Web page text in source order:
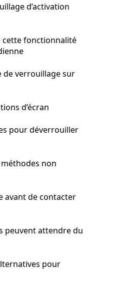
d’activation
cette fonctionnalité
de verrouillage sur
d’écran
pour déverrouiller
méthodes non
avant de contacter
peuvent attendre du
pour